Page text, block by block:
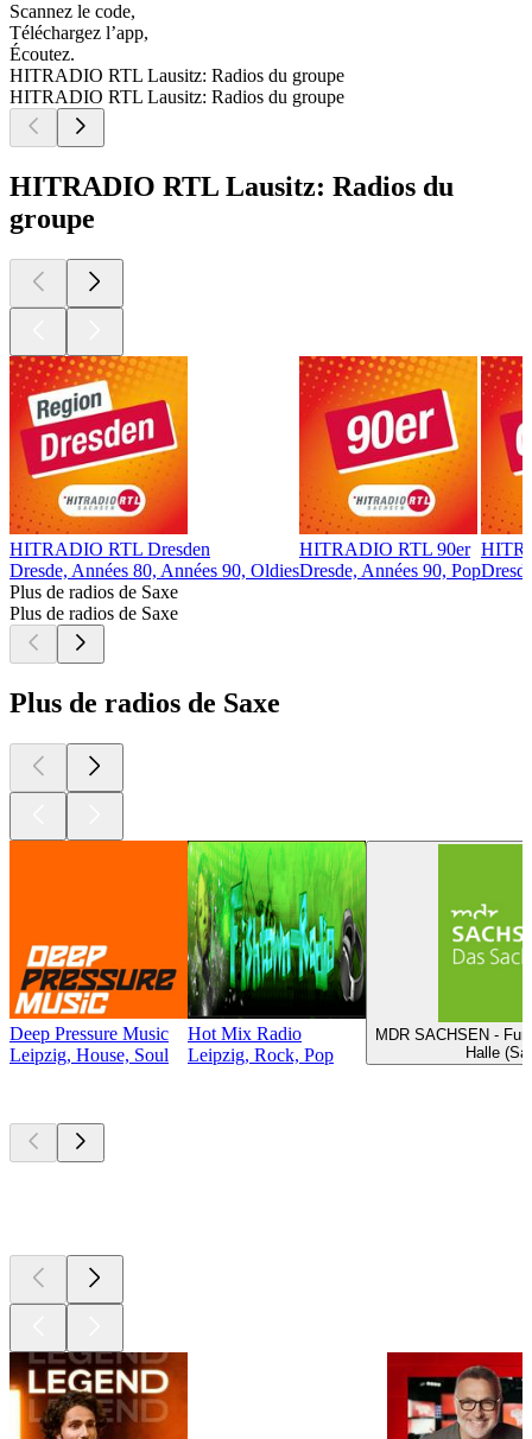
Scannez le code,
Téléchargez l’app,
Écoutez.
HITRADIO RTL Lausitz: Radios du groupe
HITRADIO RTL Lausitz: Radios du groupe
HITRADIO RTL Lausitz: Radios du
groupe
HITRADIO RTL Dresden
Dresde, Années 80, Années 90, Oldies
HITRADIO RTL 90er
Dresde, Années 90, Pop
Plus de radios de Saxe
Plus de radios de Saxe
Plus de radios de Saxe
Deep Pressure Music
Leipzig, House, Soul
Hot Mix Radio
Leipzig, Rock, Pop
MDR SACHSEN -
Halle